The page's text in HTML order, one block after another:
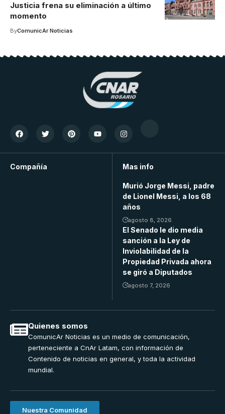
Justicia frena su eliminación a último
momento
ByComunicAr Noticias
Compañía Mas info
Murió Jorge Messi, padre
de Lionel Messi, a los 68
años
agosto 8, 2026
El Senado le dio media
sanción a la Ley de
Inviolabilidad de la
Propiedad Privada ahora
se giró a Diputados
agosto 7, 2026
Quienes somos
ComunicAr Noticias es un medio de comunicación,
perteneciente a CnAr Latam, con información de
Contenido de noticias en general, y toda la actividad
mundial.
Nuestra Comunidad